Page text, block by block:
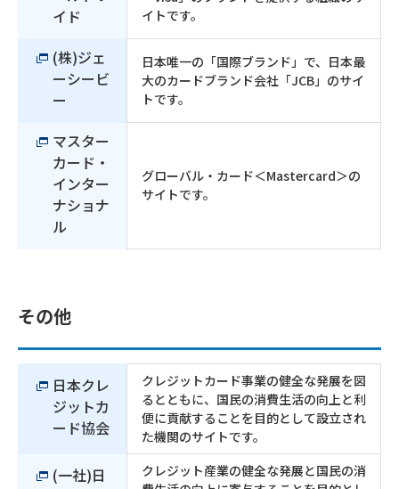
イド
イトです。
(株)ジェ
ーシービ
ー
日本唯一の「国際ブランド」で、日本最
大のカードブランド会社「JCB」のサイ
トです。
マスター
カード・
インター
ナショナ
ル
グローバル・カード＜Mastercard＞の
サイトです。
その他
日本クレ
ジットカ
ード協会
クレジットカード事業の健全な発展を図
るとともに、国民の消費生活の向上と利
便に貢献することを目的として設立され
た機関のサイトです。
(一社)日
クレジット産業の健全な発展と国民の消